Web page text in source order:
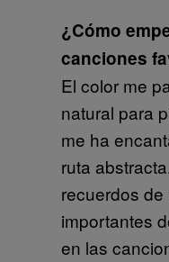
¿Cómo
canciones
El color me
natural para
me ha
ruta
recuerdos
importantes
en las